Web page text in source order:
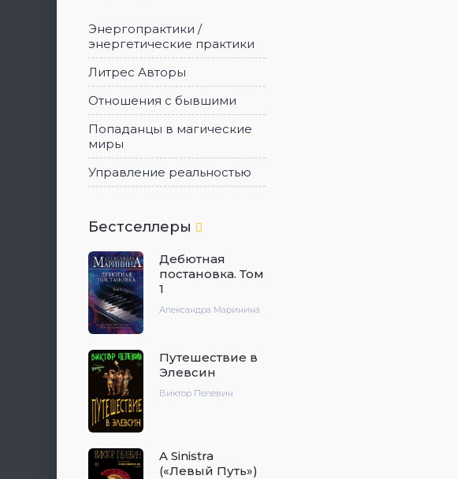
Энергопрактики /
энергетические практики
Литрес Авторы
Отношения с бывшими
Попаданцы в магические
миры
Управление реальностью
Бестселлеры
Дебютная
постановка. Том
1
Александра Маринина
Путешествие в
Элевсин
Виктор Пелевин
A Sinistra
(«Левый Путь»)